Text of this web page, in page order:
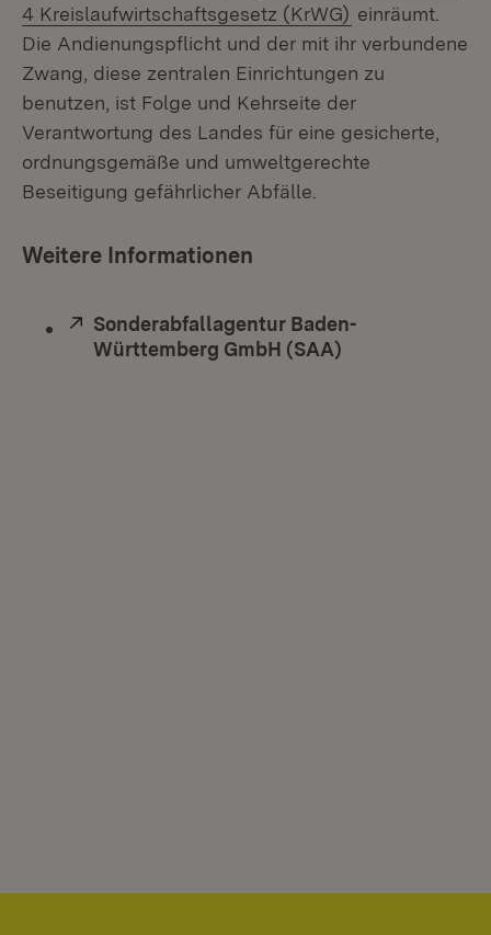
4 Kreislaufwirtschaftsgesetz (KrWG) (Öffnet in
einräumt.
Die Andienungspflicht und der mit ihr verbundene
Zwang, diese zentralen Einrichtungen zu
benutzen, ist Folge und Kehrseite der
Verantwortung des Landes für eine gesicherte,
ordnungsgemäße und umweltgerechte
Beseitigung gefährlicher Abfälle.
Weitere Informationen
Extern:
Sonderabfallagentur Baden-
Württemberg GmbH (SAA)